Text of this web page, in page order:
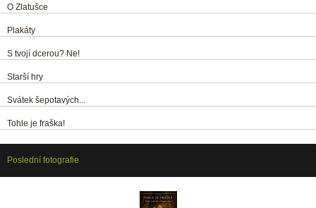
O Zlatušce
Plakáty
S tvojí dcerou? Ne!
Starší hry
Svátek šepotavých...
Tohle je fraška!
Poslední fotografie